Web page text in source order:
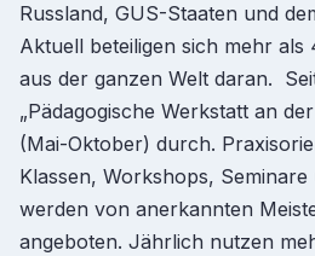
Russland, GUS-Staaten und
Aktuell beteiligen sich mehr
aus der ganzen Welt daran.
„Pädagogische Werkstatt an
(Mai-Oktober) durch.
Klassen, Workshops,
werden von anerkannten
angeboten. Jährlich nutzen